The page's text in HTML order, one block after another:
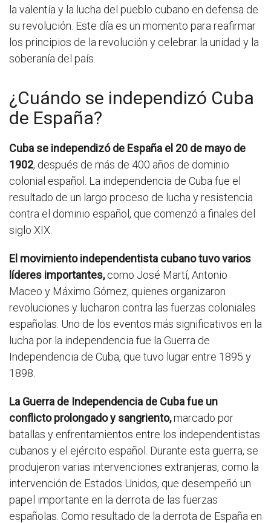
la valentía y la lucha del pueblo cubano en defensa de
su revolución. Este día es un momento para reafirmar
los principios de la revolución y celebrar la unidad y la
soberanía del país.
¿Cuándo se independizó Cuba
de España?
Cuba se independizó de España el 20 de mayo de
1902, después de más de 400 años de dominio
colonial español. La independencia de Cuba fue el
resultado de un largo proceso de lucha y resistencia
contra el dominio español, que comenzó a finales del
siglo XIX.
El movimiento independentista cubano tuvo varios
líderes importantes,como José Martí, Antonio
Maceo y Máximo Gómez, quienes organizaron
revoluciones y lucharon contra las fuerzas coloniales
españolas. Uno de los eventos más significativos en la
lucha por la independencia fue la Guerra de
Independencia de Cuba, que tuvo lugar entre 1895 y
1898.
La Guerra de Independencia de Cuba fue un
conflicto prolongado y sangriento,marcado por
batallas y enfrentamientos entre los independentistas
cubanos y el ejército español. Durante esta guerra, se
produjeron varias intervenciones extranjeras, como la
intervención de Estados Unidos, que desempeñó un
papel importante en la derrota de las fuerzas
españolas. Como resultado de la derrota de España en